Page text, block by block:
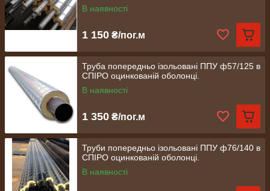
В наявності
1 150 ₴/пог.м
Труба попередньо ізольовані ППУ ф57/125 в
СПІРО оцинкованій оболонці.
В наявності
1 350 ₴/пог.м
Труби попередньо ізольовані ППУ ф76/140 в
СПІРО оцинкованій оболонці.
В наявності